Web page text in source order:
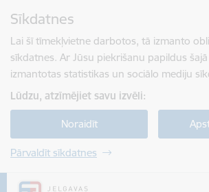
Sīkdatnes
Lai šī tīmekļvietne darbotos, tā izmanto
sīkdatnes. Ar Jūsu piekrišanu papildus
izmantotas statistikas un sociālo mediju
Lūdzu, atzīmējiet savu izvēli:
Noraidīt
Pārvaldīt sīkdatnes